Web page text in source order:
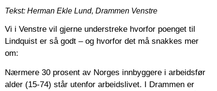
Tekst: Herman Ekle Lund, Drammen Venstre
Vi i Venstre vil gjerne understreke hvorfor poenget til
Lindquist er så godt – og hvorfor det må snakkes mer
om:
Nærmere 30 prosent av Norges innbyggere i arbeidsfør
alder (15-74) står utenfor arbeidslivet. I Drammen er